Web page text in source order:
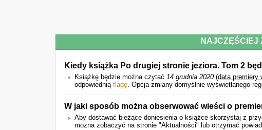
NAJCZĘŚCIEJ
Kiedy książka Po drugiej stronie jeziora. Tom 2
Książkę będzie można czytać 14 grudnia 2020(data premiery
odpowiednią flagę. Opcja zmiany domyślnie wyświetlanego
W jaki sposób można obserwować wieści o
Aby dostawać bieżące doniesienia o książce skorzystaj z
można zobaczyć na stronie "Aktualności" lub otrzymać